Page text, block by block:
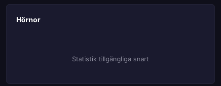
Hörnor
Statistik tillgängliga snart